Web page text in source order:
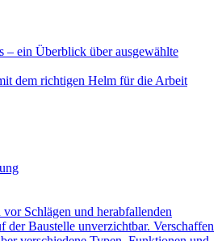
– ein Überblick über ausgewählte
dem richtigen Helm für die Arbeit
vor Schlägen und herabfallenden
der Baustelle unverzichtbar. Verschaffen